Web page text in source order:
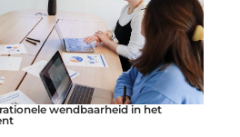
wendbaarheid in het